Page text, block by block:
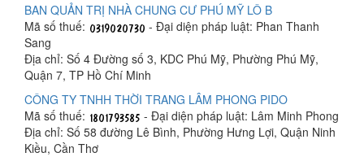
BAN QUẢN TRỊ NHÀ CHUNG CƯ PHÚ MỸ LÔ B
Mã số thuế:
- Đại diện pháp luật: Phan Thanh
Sang
Địa chỉ: Số 4 Đường số 3, KDC Phú Mỹ, Phường Phú Mỹ,
Quận 7, TP Hồ Chí Minh
CÔNG TY TNHH THỜI TRANG LÂM PHONG PIDO
Mã số thuế:
- Đại diện pháp luật: Lâm Minh Phong
Địa chỉ: Số 58 đường Lê Bình, Phường Hưng Lợi, Quận Ninh
Kiều, Cần Thơ